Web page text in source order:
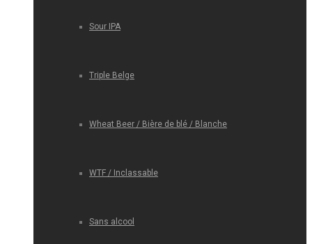
Sour IPA
Triple Belge
Wheat Beer / Bière de blé / Blanche
WTF / Inclassable
Sans alcool